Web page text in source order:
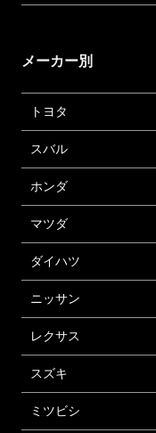
メーカー別
トヨタ
スバル
ホンダ
マツダ
ダイハツ
ニッサン
レクサス
スズキ
ミツビシ